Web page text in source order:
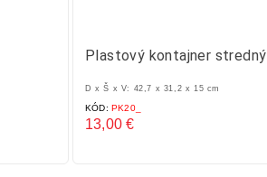
Plastový kontajner stredný
D x Š x V: 42,7 x 31,2 x 15 cm
KÓD: PK20_
13,00 €